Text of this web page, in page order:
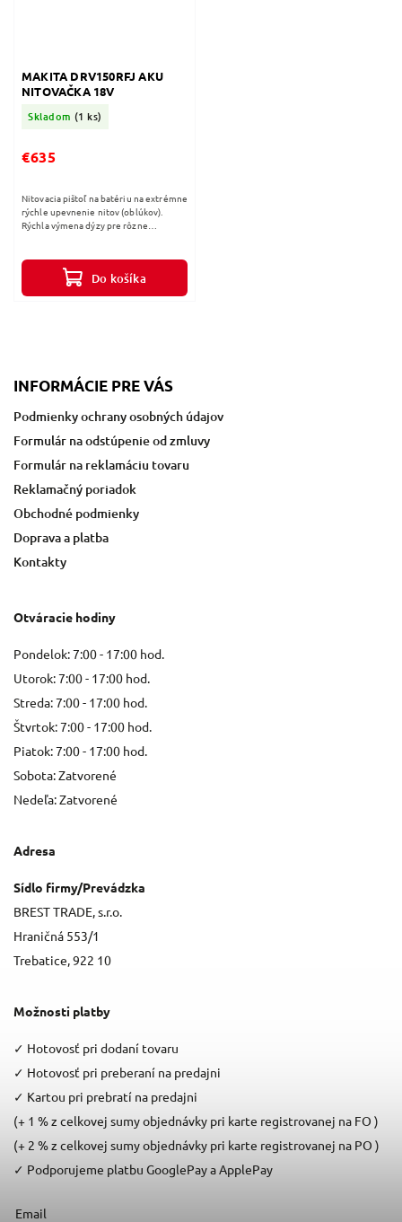
MAKITA DRV150RFJ AKU
NITOVAČKA 18V
Skladom (1 ks)
€635
Do košíka
Nitovacia pištoľ na batériu na extrémne
rýchle upevnenie nitov (oblúkov).
Rýchla výmena dýzy pre rôzne
akejkoľvek...
INFORMÁCIE PRE VÁS
Podmienky ochrany osobných údajov
Formulár na odstúpenie od zmluvy
Formulár na reklamáciu tovaru
Reklamačný poriadok
Obchodné podmienky
Doprava a platba
Kontakty
Otváracie hodiny
Pondelok: 7:00 - 17:00 hod.
Utorok: 7:00 - 17:00 hod.
Streda: 7:00 - 17:00 hod.
Štvrtok: 7:00 - 17:00 hod.
Piatok: 7:00 - 17:00 hod.
Sobota: Zatvorené
Nedeľa: Zatvorené
Adresa
Sídlo firmy/Prevádzka
BREST TRADE, s.r.o.
Hraničná 553/1
Trebatice, 922 10
Možnosti platby
✓ Hotovosť pri dodaní tovaru
✓ Hotovosť pri preberaní na predajni
✓ Kartou pri prebratí na predajni
(+ 1 % z celkovej sumy objednávky pri karte registrovanej na FO )
(+ 2 % z celkovej sumy objednávky pri karte registrovanej na PO )
✓ Podporujeme platbu GooglePay a ApplePay
Email